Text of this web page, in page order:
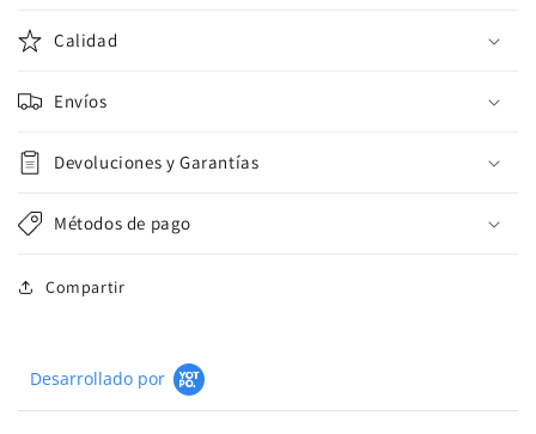
Calidad
Envíos
Devoluciones y Garantías
Métodos de pago
Compartir
Desarrollado por